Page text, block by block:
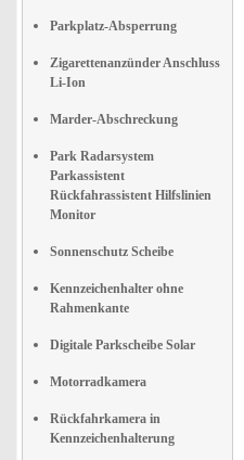
Parkplatz-Absperrung
Zigarettenanzünder Anschluss
Li-Ion
Marder-Abschreckung
Park Radarsystem
Parkassistent
Rückfahrassistent Hilfslinien
Monitor
Sonnenschutz Scheibe
Kennzeichenhalter ohne
Rahmenkante
Digitale Parkscheibe Solar
Motorradkamera
Rückfahrkamera in
Kennzeichenhalterung